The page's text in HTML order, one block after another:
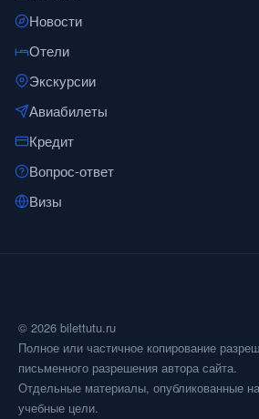
Новости
Отели
Экскурсии
Авиабилеты
Кредит
Вопрос-ответ
Визы
© 2026 bilettutu.ru
Полное или частичное копирование
письменного разрешения автора сайта.
Отдельные материалы, опубликованные
учебные цели.